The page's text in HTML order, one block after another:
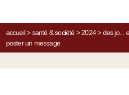
accueil> santé & société> 2024> des jo...
poster un message